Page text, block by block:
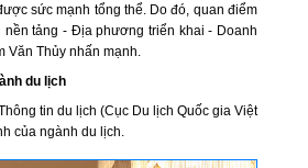
sức mạnh tổng thể. Do đó, quan điểm
tảng - Địa phương triển khai - Doanh
Văn Thủy nhấn mạnh.
du lịch
tin du lịch (Cục Du lịch Quốc gia Việt
của ngành du lịch.